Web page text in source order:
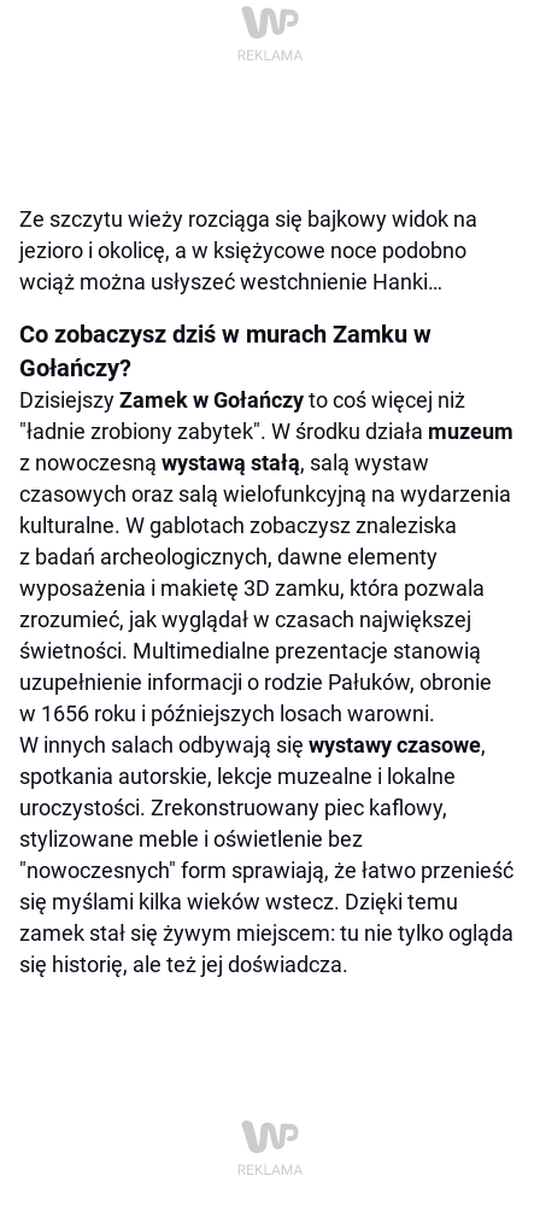
Ze szczytu wieży rozciąga się bajkowy widok na
jezioro i okolicę, a w księżycowe noce podobno
wciąż można usłyszeć westchnienie Hanki…
Co zobaczysz dziś w murach Zamku w
Gołańczy?
DzisiejszyZamek w Gołańczyto coś więcej niż
"ładnie zrobiony zabytek". W środku działa muzeum
z nowoczesną wystawą stałą, salą wystaw
czasowych oraz salą wielofunkcyjną na wydarzenia
kulturalne. W gablotach zobaczysz znaleziska
z badań archeologicznych, dawne elementy
wyposażenia i makietę 3D zamku, która pozwala
zrozumieć, jak wyglądał w czasach największej
świetności. Multimedialne prezentacje stanowią
uzupełnienie informacji o rodzie Pałuków, obronie
w 1656 roku i późniejszych losach warowni.
W innych salach odbywają się wystawy czasowe,
spotkania autorskie, lekcje muzealne i lokalne
uroczystości. Zrekonstruowany piec kaflowy,
stylizowane meble i oświetlenie bez
"nowoczesnych" form sprawiają, że łatwo przenieść
się myślami kilka wieków wstecz. Dzięki temu
zamek stał się żywym miejscem: tu nie tylko ogląda
się historię, ale też jej doświadcza.